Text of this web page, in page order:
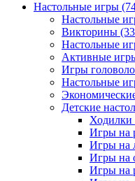
Настольные игры
Настольные
Викторины
Настольные
Активные
Игры
Настольные
Детские
Ходилки
Игры на
Игры на
Игры на
Игры на